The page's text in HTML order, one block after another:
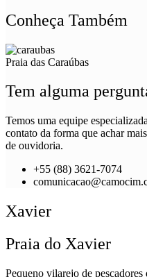
Conheça Também
Praia das Caraúbas
Tem alguma
Temos uma equipe
contato da forma que achar
de ouvidoria.
+55 (88) 3621-7074
Xavier
Praia do Xavier
Pequeno vilarejo de